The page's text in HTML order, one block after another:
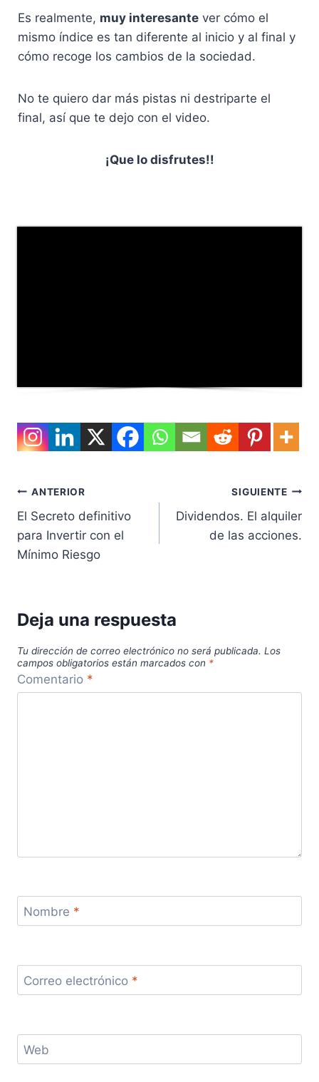
Es realmente, muy interesante ver cómo el
mismo índice es tan diferente al inicio y al final y
cómo recoge los cambios de la sociedad.
No te quiero dar más pistas ni destriparte el
final, así que te dejo con el video.
¡Que lo disfrutes!!
Navegación
de
entradas
ANTERIOR
El Secreto definitivo
para Invertir con el
Mínimo Riesgo
SIGUIENTE
Dividendos. El alquiler
de las acciones.
Deja una respuesta
Tu dirección de correo electrónico no será publicada. Los
campos obligatorios están marcados con *
Comentario *
Nombre *
Correo electrónico *
Web